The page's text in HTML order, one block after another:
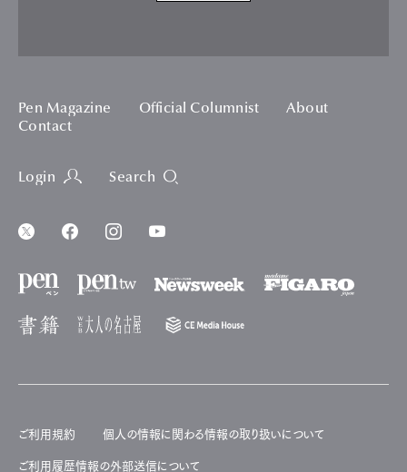
Pen Magazine Official Columnist
About
Contact
Login Search
ご利用規約 個人の情報に関わる情報の取り扱いについて
ご利用履歴情報の外部送信について